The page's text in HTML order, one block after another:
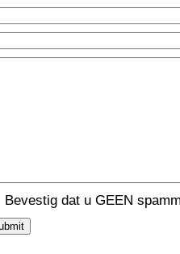
Bevestig dat u GEEN